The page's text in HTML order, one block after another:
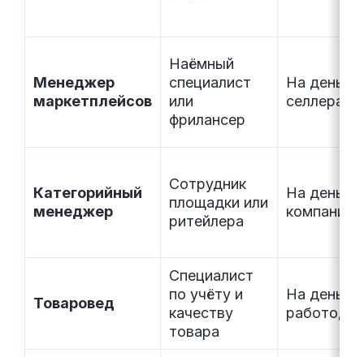
Менеджер
маркетплейсов
Наёмный
специалист
или
фрилансер
На деньги
селлера
Категорийный
менеджер
Сотрудник
площадки или
ритейлера
На деньги
компании
Товаровед
Специалист
по учёту и
качеству
товара
На деньги